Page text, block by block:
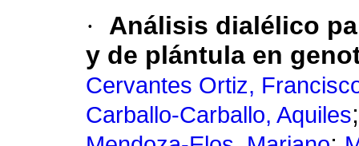
·
Análisis dialélico
y de plántula en
Cervantes Ortiz,
Carballo-Carballo, Aquiles